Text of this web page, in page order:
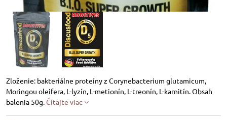
Zloženie: bakteriálne proteíny z Corynebacterium glutamicum,
Moringou oleifera, L-lyzín, L-metionín, L-treonín, L-karnitín. Obsah
balenia 50g.Čítajte viac